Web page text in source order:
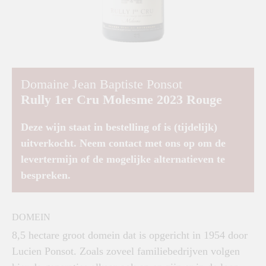
Domaine Jean Baptiste Ponsot
Rully 1er Cru Molesme 2023 Rouge
Deze wijn staat in bestelling of is (tijdelijk)
uitverkocht. Neem contact met ons op om de
levertermijn of de mogelijke alternatieven te
bespreken.
DOMEIN
8,5 hectare groot domein dat is opgericht in 1954 door
Lucien Ponsot. Zoals zoveel familiebedrijven volgen